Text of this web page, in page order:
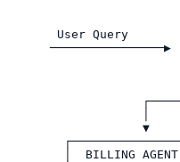
User Query
────────────────▶
▼
│  BILLING